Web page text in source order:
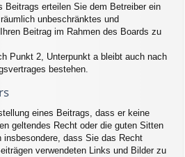
Beitrags erteilen Sie dem Betreiber ein
unbeschränktes und
Beitrag im Rahmen des Boards zu
Punkt 2, Unterpunkt a bleibt auch nach
bestehen.
eines Beitrags, dass er keine
geltendes Recht oder die guten Sitten
insbesondere, dass Sie das Recht
verwendeten Links und Bilder zu